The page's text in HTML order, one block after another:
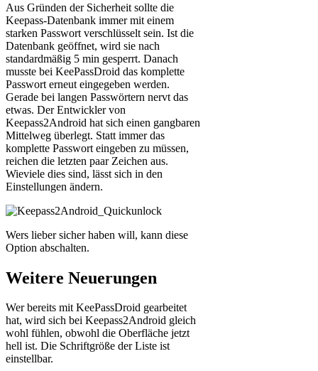
Aus Gründen der Sicherheit sollte die
Keepass-Datenbank immer mit einem
starken Passwort verschlüsselt sein. Ist die
Datenbank geöffnet, wird sie nach
standardmäßig 5 min gesperrt. Danach
musste bei KeePassDroid das komplette
Passwort erneut eingegeben werden.
Gerade bei langen Passwörtern nervt das
etwas. Der Entwickler von
Keepass2Android hat sich einen gangbaren
Mittelweg überlegt. Statt immer das
komplette Passwort eingeben zu müssen,
reichen die letzten paar Zeichen aus.
Wieviele dies sind, lässt sich in den
Einstellungen ändern.
Wers lieber sicher haben will, kann diese
Option abschalten.
Weitere Neuerungen
Wer bereits mit KeePassDroid gearbeitet
hat, wird sich bei Keepass2Android gleich
wohl fühlen, obwohl die Oberfläche jetzt
hell ist. Die Schriftgröße der Liste ist
einstellbar.